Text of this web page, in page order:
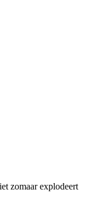
zomaar explodeert